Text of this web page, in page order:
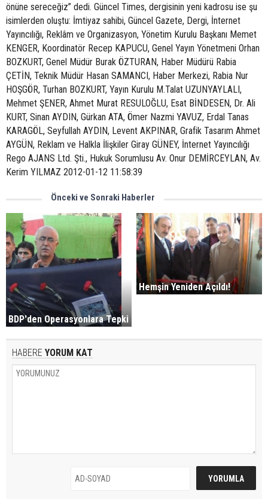
önüne sereceğiz” dedi. Güncel Times, dergisinin yeni kadrosu ise şu
isimlerden oluştu: İmtiyaz sahibi, Güncel Gazete, Dergi, İnternet
Yayıncılığı, Reklâm ve Organizasyon, Yönetim Kurulu Başkanı Memet
KENGER, Koordinatör Recep KAPUCU, Genel Yayın Yönetmeni Orhan
BOZKURT, Genel Müdür Burak ÖZTURAN, Haber Müdürü Rabia
ÇETİN, Teknik Müdür Hasan SAMANCI, Haber Merkezi, Rabia Nur
HOŞGÖR, Turhan BOZKURT, Yayın Kurulu M.Talat UZUNYAYLALI,
Mehmet ŞENER, Ahmet Murat RESULOĞLU, Esat BİNDESEN, Dr. Ali
KURT, Sinan AYDIN, Gürkan ATA, Ömer Nazmi YAVUZ, Erdal Tanas
KARAGÖL, Seyfullah AYDIN, Levent AKPINAR, Grafik Tasarım Ahmet
AYGÜN, Reklam ve Halkla İlişkiler Giray GÜNEY, İnternet Yayıncılığı
Rego AJANS Ltd. Şti., Hukuk Sorumlusu Av. Onur DEMİRCEYLAN, Av.
Kerim YILMAZ 2012-01-12 11:58:39
Önceki ve Sonraki Haberler
BDP'den Operasyonlara Tepki
Hemşin Yeniden Açıldı!
HABERE YORUM KAT